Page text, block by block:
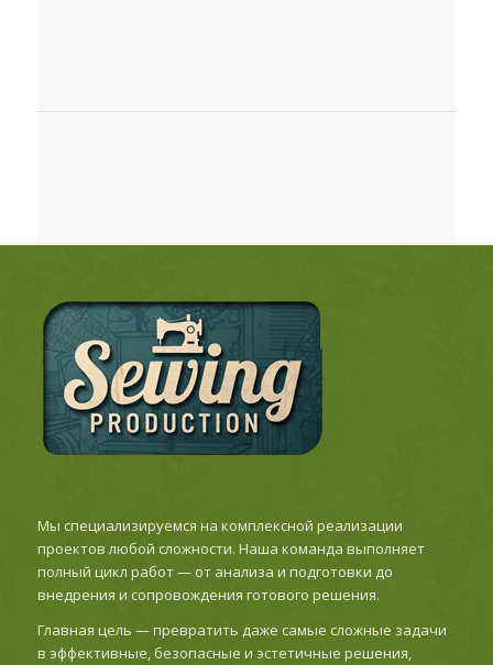
Мы специализируемся на комплексной реализации
проектов любой сложности. Наша команда выполняет
полный цикл работ — от анализа и подготовки до
внедрения и сопровождения готового решения.
Главная цель — превратить даже самые сложные задачи
в эффективные, безопасные и эстетичные решения,